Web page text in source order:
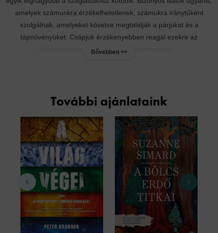
amelyek számunkra érzékelhetetlenek, számukra iránytűként
szolgálnak, amelyeket követve megtalálják a párjukat és a
tápnövényüket. Csápjuk érzékenyebben reagál ezekre az
illatanyagokra, kiváltképpen a feromonokra,...
Bővebben >>
További ajánlataink